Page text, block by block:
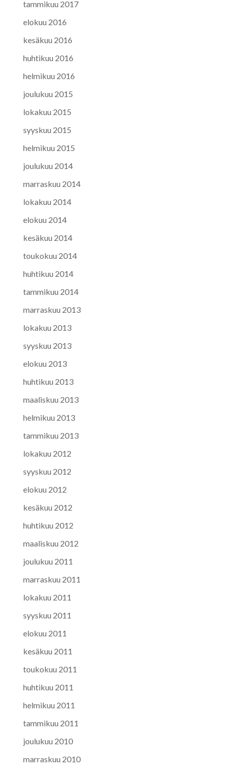
tammikuu 2017
elokuu 2016
kesäkuu 2016
huhtikuu 2016
helmikuu 2016
joulukuu 2015
lokakuu 2015
syyskuu 2015
helmikuu 2015
joulukuu 2014
marraskuu 2014
lokakuu 2014
elokuu 2014
kesäkuu 2014
toukokuu 2014
huhtikuu 2014
tammikuu 2014
marraskuu 2013
lokakuu 2013
syyskuu 2013
elokuu 2013
huhtikuu 2013
maaliskuu 2013
helmikuu 2013
tammikuu 2013
lokakuu 2012
syyskuu 2012
elokuu 2012
kesäkuu 2012
huhtikuu 2012
maaliskuu 2012
joulukuu 2011
marraskuu 2011
lokakuu 2011
syyskuu 2011
elokuu 2011
kesäkuu 2011
toukokuu 2011
huhtikuu 2011
helmikuu 2011
tammikuu 2011
joulukuu 2010
marraskuu 2010